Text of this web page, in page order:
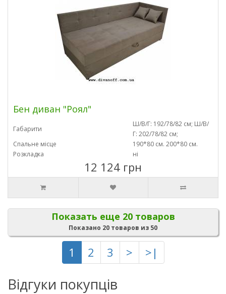
Бен диван "Роял"
Габарити
Ш/В/Г: 192/78/82 см; Ш/В/
Г: 202/78/82 см;
Спальне місце
190*80 см. 200*80 см.
Розкладка
ні
12 124 грн
Показать еще 20 товаров
Показано 20 товаров из 50
1 2 3 > >|
Відгуки покупців